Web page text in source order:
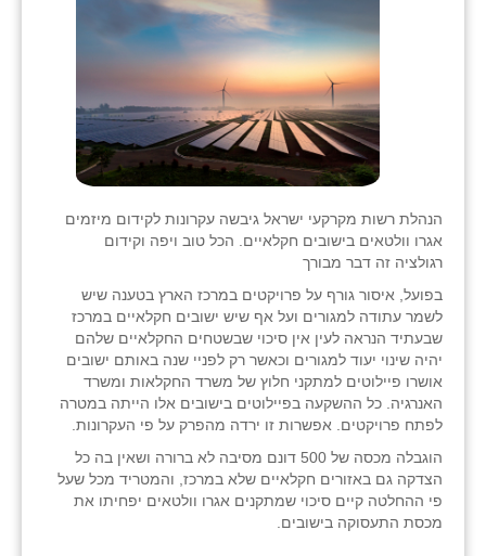
הנהלת רשות מקרקעי ישראל גיבשה עקרונות לקידום מיזמים
אגרו וולטאים בישובים חקלאיים. הכל טוב ויפה וקידום
רגולציה זה דבר מבורך
בפועל, איסור גורף על פרויקטים במרכז הארץ בטענה שיש
לשמר עתודה למגורים ועל אף שיש ישובים חקלאיים במרכז
שבעתיד הנראה לעין אין סיכוי שבשטחים החקלאיים שלהם
יהיה שינוי יעוד למגורים וכאשר רק לפניי שנה באותם ישובים
אושרו פיילוטים למתקני חלוץ של משרד החקלאות ומשרד
האנרגיה. כל ההשקעה בפיילוטים בישובים אלו הייתה במטרה
לפתח פרויקטים. אפשרות זו ירדה מהפרק על פי העקרונות.
הוגבלה מכסה של 500 דונם מסיבה לא ברורה ושאין בה כל
הצדקה גם באזורים חקלאיים שלא במרכז, והמטריד מכל שעל
פי ההחלטה קיים סיכוי שמתקנים אגרו וולטאים יפחיתו את
מכסת התעסוקה בישובים.
ֿגבעת שפירא
גן השומרון
גני עם
גני יהודה
גנות
ורד יריחו
דקל
זוהר